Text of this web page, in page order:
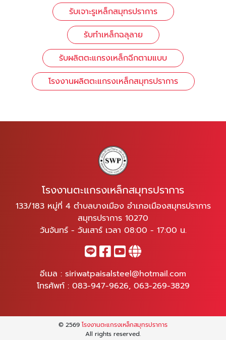
รับเจาะรูเหล็กสมุทรปราการ
รับทำเหล็กฉลุลาย
รับผลิตตะแกรงเหล็กฉีกตามแบบ
โรงงานผลิตตะแกรงเหล็กสมุทรปราการ
โรงงานตะแกรงเหล็กสมุทรปราการ
133/183 หมู่ที่ 4 ตำบลบางเมือง อำเภอเมืองสมุทรปราการ
สมุทรปราการ 10270
วันจันทร์ - วันเสาร์ เวลา 08:00 - 17:00 น.
อีเมล : siriwatpaisalsteel@hotmail.com
โทรศัพท์ : 083-947-9626, 063-269-3829
© 2569 โรงงานตะแกรงเหล็กสมุทรปราการ
All rights reserved.